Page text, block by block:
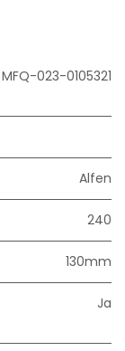
MFQ-023-0105321
Alfen
240
130mm
Ja